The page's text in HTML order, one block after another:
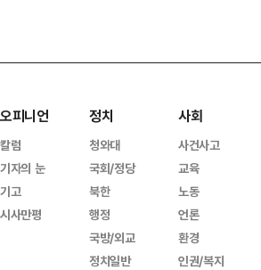
오피니언
칼럼
기자의 눈
기고
시사만평
정치
청와대
국회/정당
북한
행정
국방/외교
정치일반
사회
사건사고
교육
노동
언론
환경
인권/복지